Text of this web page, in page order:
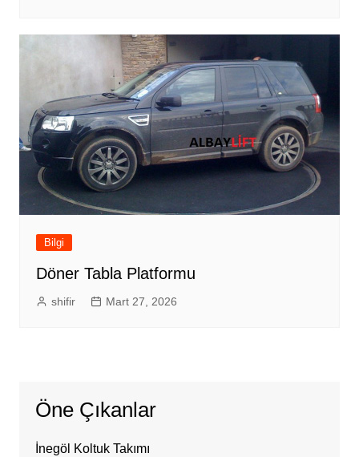
Bilgi
Döner Tabla Platformu
shifir Mart 27, 2026
Öne Çıkanlar
İnegöl Koltuk Takımı